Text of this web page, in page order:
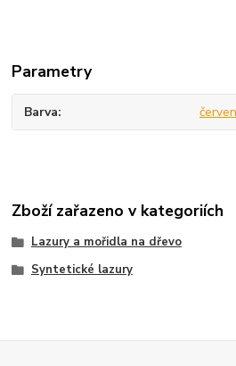
Parametry
Barva
Zboží zařazeno v kategoriích
Lazury a mořidla na dřevo
Syntetické lazury